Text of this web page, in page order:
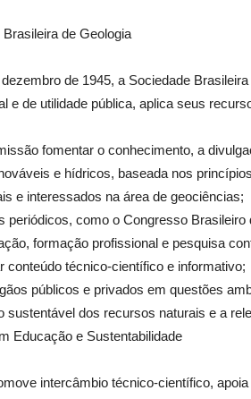
de Geologia
de 1945, a Sociedade
e de utilidade pública, aplica seus
fomentar o conhecimento, a
e hídricos, baseada nos
e interessados na área de geociências;
periódicos, como o Congresso
formação profissional e pesquisa
conteúdo técnico-científico e informativo;
públicos e privados em questões
sustentável dos recursos naturais e a
Educação e Sustentabilidade
intercâmbio técnico-científico,